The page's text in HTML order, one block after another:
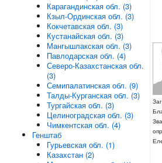
Карагандинская обл. (3)
Кзыл-Ординская обл. (3)
Кокчетавская обл. (3)
Кустанайская обл. (3)
Мангышлакская обл. (3)
Павлодарская обл. (4)
Северо-Казахстанская обл.
(3)
Семипалатинская обл. (9)
Талды-Курганская обл. (3)
Тургайская обл. (3)
Целиноградская обл. (3)
Чимкентская обл. (4)
Генштаб
Гурьевская обл. (1)
Казахстан (2)